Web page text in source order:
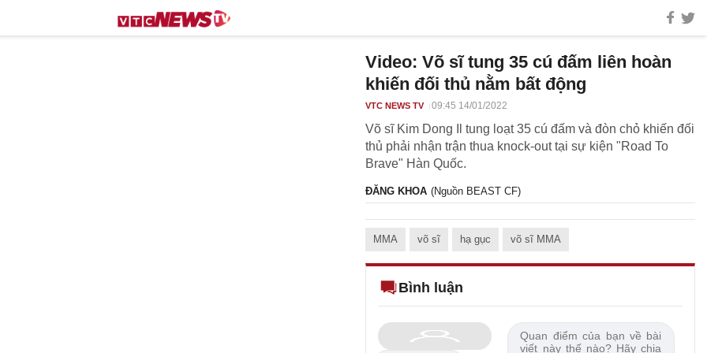
Video: Võ sĩ tung 35 cú đấm liên hoàn
khiến đối thủ nằm bất động
VTC NEWS TV 09:45 14/01/2022
Võ sĩ Kim Dong Il tung loạt 35 cú đấm và đòn chỏ khiến đối
thủ phải nhận trận thua knock-out tại sự kiện "Road To
Brave" Hàn Quốc.
ĐĂNG KHOA (Nguồn BEAST CF)
MMA võ sĩ hạ gục võ sĩ MMA
Bình luận